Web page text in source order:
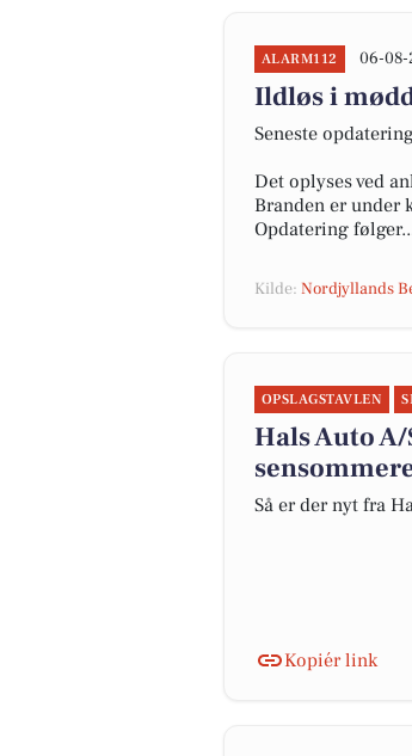
ALARM112 06-
Ildløs i
Seneste
Det oplyses ved
Branden er under
Opdatering
Kilde: Nordjyllands
OPSLAGSTAVLEN
Hals Auto
Så er der nyt fra
Kopiér link